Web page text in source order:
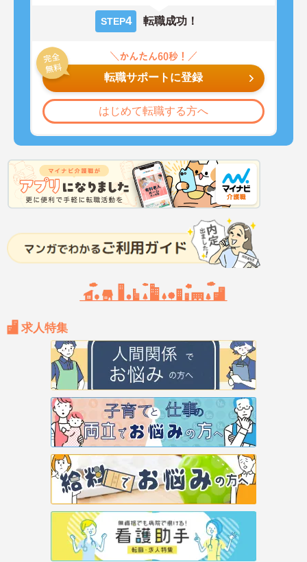
STEP4 転職成功！
転職サポートに登録
はじめて転職する方へ
求人特集